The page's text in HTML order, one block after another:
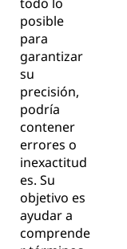
posible
para
garantizar
su
precisión,
podría
contener
errores o
inexactitud
es. Su
objetivo es
ayudar a
comprende